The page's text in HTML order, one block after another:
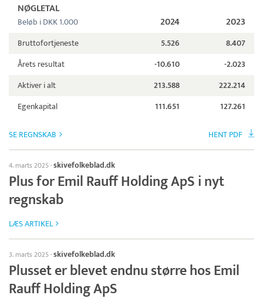
NØGLETAL
Beløb i DKK 1.000 2024 2023
Bruttofortjeneste 5.526
8.407
Årets resultat
-10.610
-2.023
Aktiver i alt
213.588
222.214
Egenkapital
111.651 127.261
SE REGNSKAB HENT PDF
4. marts 2025·skivefolkeblad.dk
Plus for Emil Rauff Holding ApS i nyt
regnskab
LÆS ARTIKEL
3. marts 2025·skivefolkeblad.dk
Plusset er blevet endnu større hos Emil
Rauff Holding ApS